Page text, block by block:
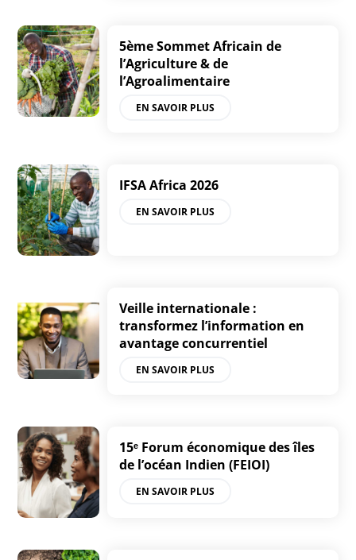
5ème Sommet Africain de
l’Agriculture & de
l’Agroalimentaire
EN SAVOIR PLUS
IFSA Africa 2026
EN SAVOIR PLUS
Veille internationale :
transformez l’information en
avantage concurrentiel
EN SAVOIR PLUS
15ᵉ Forum économique des îles
de l’océan Indien (FEIOI)
EN SAVOIR PLUS